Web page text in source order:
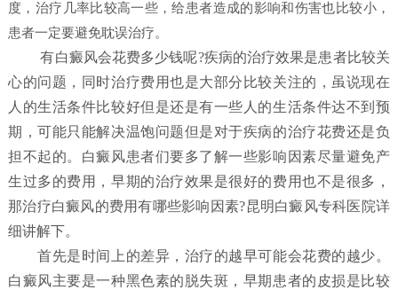
度，治疗几率比较高一些，给患者造成的影响和伤害也比较小，
患者一定要避免耽误治疗。
有白癜风会花费多少钱呢?疾病的治疗效果是患者比较关
心的问题，同时治疗费用也是大部分比较关注的，虽说现在
人的生活条件比较好但是还是有一些人的生活条件达不到预
期，可能只能解决温饱问题但是对于疾病的治疗花费还是负
担不起的。白癜风患者们要多了解一些影响因素尽量避免产
生过多的费用，早期的治疗效果是很好的费用也不是很多，
那治疗白癜风的费用有哪些影响因素?昆明白癜风专科医院详
细讲解下。
首先是时间上的差异，治疗的越早可能会花费的越少。
白癜风主要是一种黑色素的脱失斑，早期患者的皮损是比较